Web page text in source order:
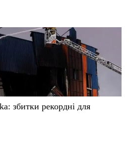
збитки рекордні для